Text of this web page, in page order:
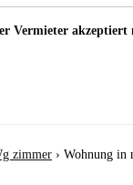
Vermieter
zimmer › Wohnung in